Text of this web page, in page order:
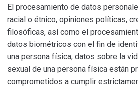
El procesamiento de datos
racial o étnico, opiniones políticas,
filosóficas, así como el
datos biométricos con el fin de
una persona física, datos sobre la
sexual de una persona física están
comprometidos a cumplir